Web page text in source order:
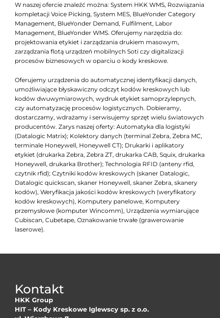
W naszej ofercie znaleźć można: System HKK WMS, Rozwiązania
kompletacji Voice Picking, System MES, BlueYonder Category
Management, BlueYonder Demand, Fulfilment, Labor
Management, BlueYonder WMS. Oferujemy narzędzia do:
projektowania etykiet i zarządzania drukiem masowym,
zarządzania flotą urządzeń mobilnych Soti czy digitalizacji
procesów biznesowych w oparciu o kody kreskowe.
Oferujemy urządzenia do automatycznej identyfikacji danych,
umożliwiające błyskawiczny odczyt kodów kreskowych lub
kodów dwuwymiarowych, wydruk etykiet samoprzylepnych,
czy automatyzację procesów logistycznych. Dobieramy,
dostarczamy, wdrażamy i serwisujemy sprzęt wielu światowych
producentów. Zarys naszej oferty: Automatyka dla logistyki
(Datalogic Matrix); Kolektory danych (terminal Zebra, Zebra MC,
terminale Honeywell, Honeywell CT); Drukarki i aplikatory
etykiet (drukarka Zebra, Zebra ZT, drukarka CAB, Squix, drukarka
Honeywell, drukarka Brother); Technologia RFID (anteny rfid,
czytnik rfid); Czytniki kodów kreskowych (skaner Datalogic,
Datalogic quickscan, skaner Honeywell, skaner Zebra, skanery
kodów), Weryfikacja jakości kodów kreskowych (weryfikatory
kodów kreskowych), Komputery panelowe, Komputery
przemysłowe (komputer Wincomm), Urządzenia wymiarujące
Cubiscan, Cubetape, Oznakowanie trwałe (grawerowanie
laserowe).
Kontakt
HKK Group
HIT – Kody Kreskowe Iglewscy sp. z o.o.